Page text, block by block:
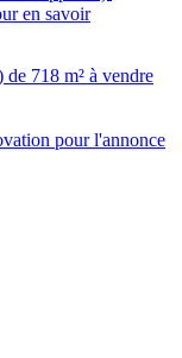
en savoir